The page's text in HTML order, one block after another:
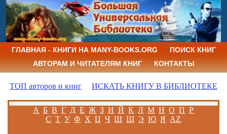
ГЛАВНАЯ - КНИГИ НА MANY-BOOKS.ORG
ПОИСК КНИГ
АВТОРАМ И ЧИТАТЕЛЯМ КНИГ
КОНТАКТЫ
ТОП авторов и книг ИСКАТЬ КНИГУ В БИБЛИОТЕКЕ
А Б В Г Д Е Ж З И Й К Л М Н О П Р
С Т У Ф Х Ц Ч Ш Щ Э Ю Я AZ